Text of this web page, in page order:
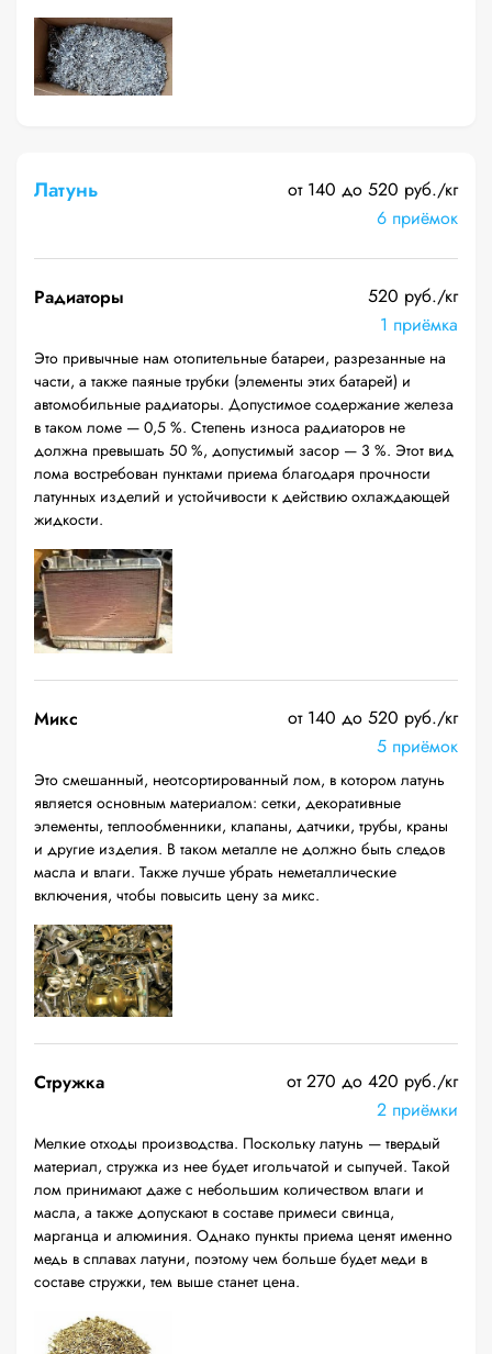
Латунь
от 140 до 520 руб./кг
6 приёмок
Радиаторы
520 руб./кг
1 приёмка
Это привычные нам отопительные батареи, разрезанные на
части, а также паяные трубки (элементы этих батарей) и
автомобильные радиаторы. Допустимое содержание железа
в таком ломе — 0,5 %. Степень износа радиаторов не
должна превышать 50 %, допустимый засор — 3 %. Этот вид
лома востребован пунктами приема благодаря прочности
латунных изделий и устойчивости к действию охлаждающей
жидкости.
Микс
от 140 до 520 руб./кг
5 приёмок
Это смешанный, неотсортированный лом, в котором латунь
является основным материалом: сетки, декоративные
элементы, теплообменники, клапаны, датчики, трубы, краны
и другие изделия. В таком металле не должно быть следов
масла и влаги. Также лучше убрать неметаллические
включения, чтобы повысить цену за микс.
Стружка
от 270 до 420 руб./кг
2 приёмки
Мелкие отходы производства. Поскольку латунь — твердый
материал, стружка из нее будет игольчатой и сыпучей. Такой
лом принимают даже с небольшим количеством влаги и
масла, а также допускают в составе примеси свинца,
марганца и алюминия. Однако пункты приема ценят именно
медь в сплавах латуни, поэтому чем больше будет меди в
составе стружки, тем выше станет цена.